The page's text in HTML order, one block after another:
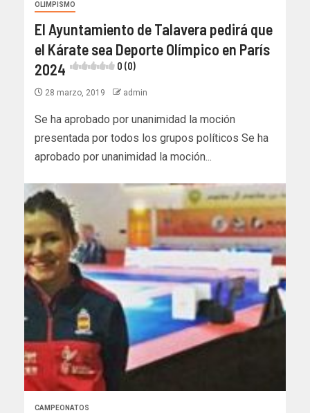
OLIMPISMO
El Ayuntamiento de Talavera pedirá que
el Kárate sea Deporte Olímpico en París
2024
0 (0)
28 marzo, 2019 admin
Se ha aprobado por unanimidad la moción
presentada por todos los grupos políticos Se ha
aprobado por unanimidad la moción...
CAMPEONATOS